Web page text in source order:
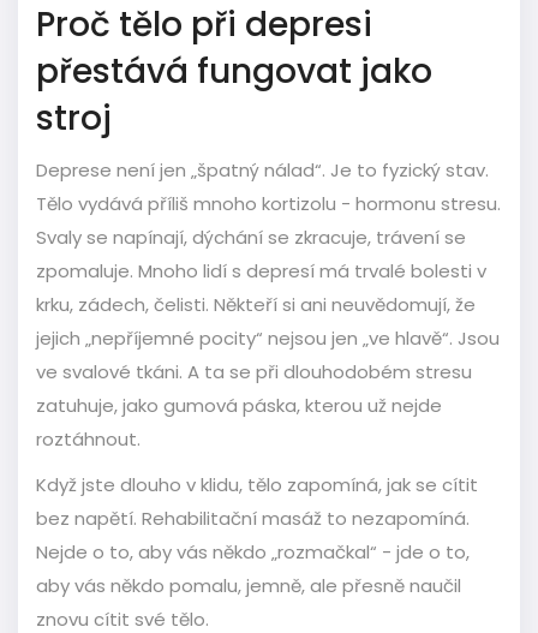
Proč tělo při depresi
přestává fungovat jako
stroj
Deprese není jen „špatný nálad“. Je to fyzický stav.
Tělo vydává příliš mnoho kortizolu - hormonu stresu.
Svaly se napínají, dýchání se zkracuje, trávení se
zpomaluje. Mnoho lidí s depresí má trvalé bolesti v
krku, zádech, čelisti. Někteří si ani neuvědomují, že
jejich „nepříjemné pocity“ nejsou jen „ve hlavě“. Jsou
ve svalové tkáni. A ta se při dlouhodobém stresu
zatuhuje, jako gumová páska, kterou už nejde
roztáhnout.
Když jste dlouho v klidu, tělo zapomíná, jak se cítit
bez napětí. Rehabilitační masáž to nezapomíná.
Nejde o to, aby vás někdo „rozmačkal“ - jde o to,
aby vás někdo pomalu, jemně, ale přesně naučil
znovu cítit své tělo.